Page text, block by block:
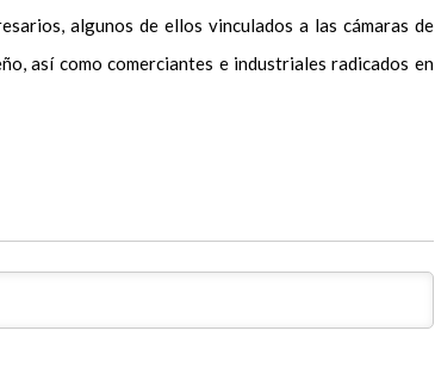
algunos de ellos vinculados a las cámaras de
así como comerciantes e industriales radicados en